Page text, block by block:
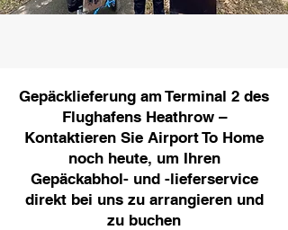
Gepäcklieferung am Terminal 2 des
Flughafens Heathrow –
Kontaktieren Sie Airport To Home
noch heute, um Ihren
Gepäckabhol- und -lieferservice
direkt bei uns zu arrangieren und
zu buchen